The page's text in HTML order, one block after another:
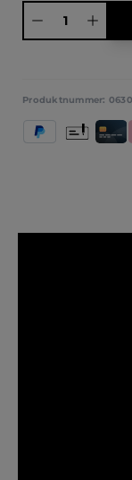
Produktnummer:
PayPal Vorkasse